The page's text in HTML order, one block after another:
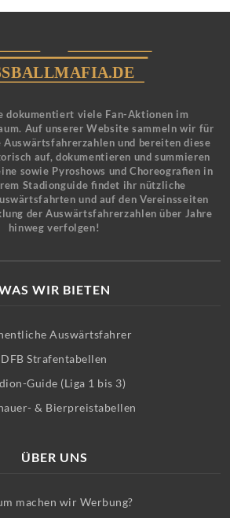
dokumentiert viele Fan-Aktionen im
Auf unserer Website sammeln wir für
Auswärtsfahrerzahlen und bereiten diese
auf, dokumentieren und summieren
sowie Pyroshows und Choreografien in
Stadionguide findet ihr nützliche
und auf den Vereinsseiten
der Auswärtsfahrerzahlen über Jahre
hinweg verfolgen!
WIR BIETEN
Auswärtsfahrer
DFB Strafentabellen
Guide (Liga 1 bis 3)
& Bierpreistabellen
ÜBER UNS
machen wir Werbung?